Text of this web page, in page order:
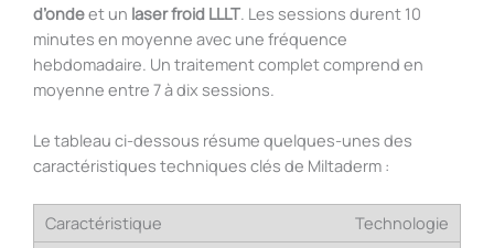
d’ondeet un laser froid LLLT. Les sessions durent 10
minutes en moyenne avec une fréquence
hebdomadaire. Un traitement complet comprend en
moyenne entre 7 à dix sessions.
Le tableau ci-dessous résume quelques-unes des
caractéristiques techniques clés de Miltaderm :
Technologie